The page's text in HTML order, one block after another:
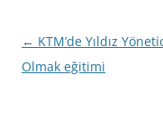
Yazı
dolaşımı
← KTM’de Yıldız
Olmak eğitimi